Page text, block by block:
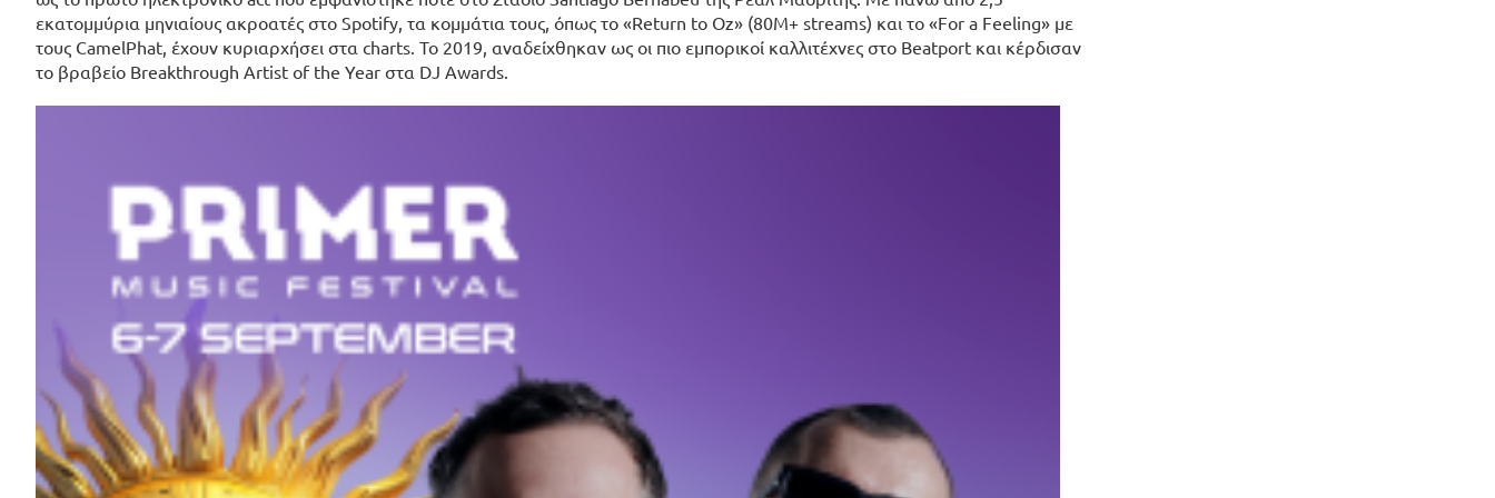
εκατομμύρια μηνιαίους ακροατές στο Spotify, τα κομμάτια τους, όπως το «Return to Oz» (80M+ streams) και το «For a Feeling» με
τους CamelPhat, έχουν κυριαρχήσει στα charts. Το 2019, αναδείχθηκαν ως οι πιο εμπορικοί καλλιτέχνες στο Beatport και κέρδισαν
το βραβείο Breakthrough Artist of the Year στα DJ Awards.